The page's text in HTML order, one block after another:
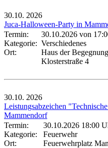
30.10. 2026
Juca-Halloween-Party in
Termin:
30.10.2026 von
Kategorie: Verschiedenes
Ort:
Haus der
Klosterstraße 4
30.10. 2026
Leistungsabzeichen
Mammendorf
Termin:
30.10.2026 18:00
Kategorie:
Feuerwehr
Ort:
Feuerwehrplatz